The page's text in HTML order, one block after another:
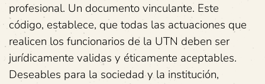
profesional. Un documento vinculante. Este
código, establece, que todas las actuaciones que
realicen los funcionarios de la UTN deben ser
jurídicamente validas y éticamente aceptables.
Deseables para la sociedad y la institución,